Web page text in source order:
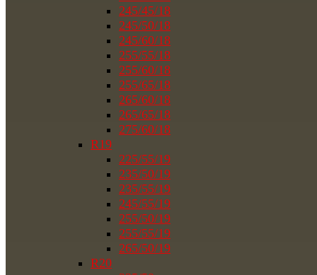
245/45/18
245/50/18
245/60/18
255/55/18
255/60/18
255/65/18
265/60/18
265/65/18
275/60/18
R19
225/55/19
235/50/19
235/55/19
245/55/19
255/50/19
255/55/19
265/50/19
R20